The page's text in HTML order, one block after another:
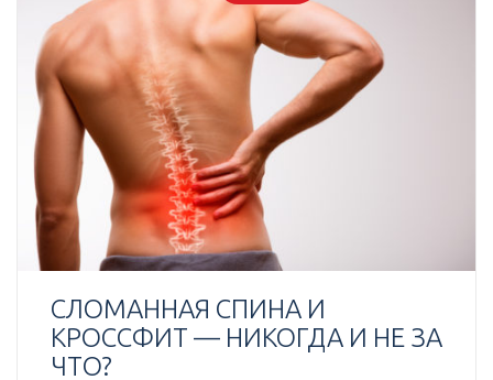
СЛОМАННАЯ СПИНА И
КРОССФИТ — НИКОГДА И НЕ ЗА
ЧТО?